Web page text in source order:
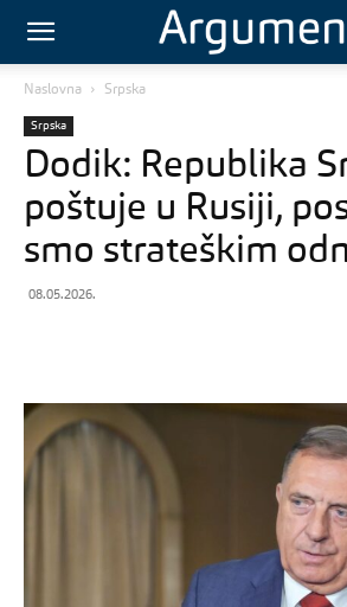
Naslovna Srpska
Srpska
Dodik: Republika
poštuje u Rusiji,
smo strateškim
08.05.2026.